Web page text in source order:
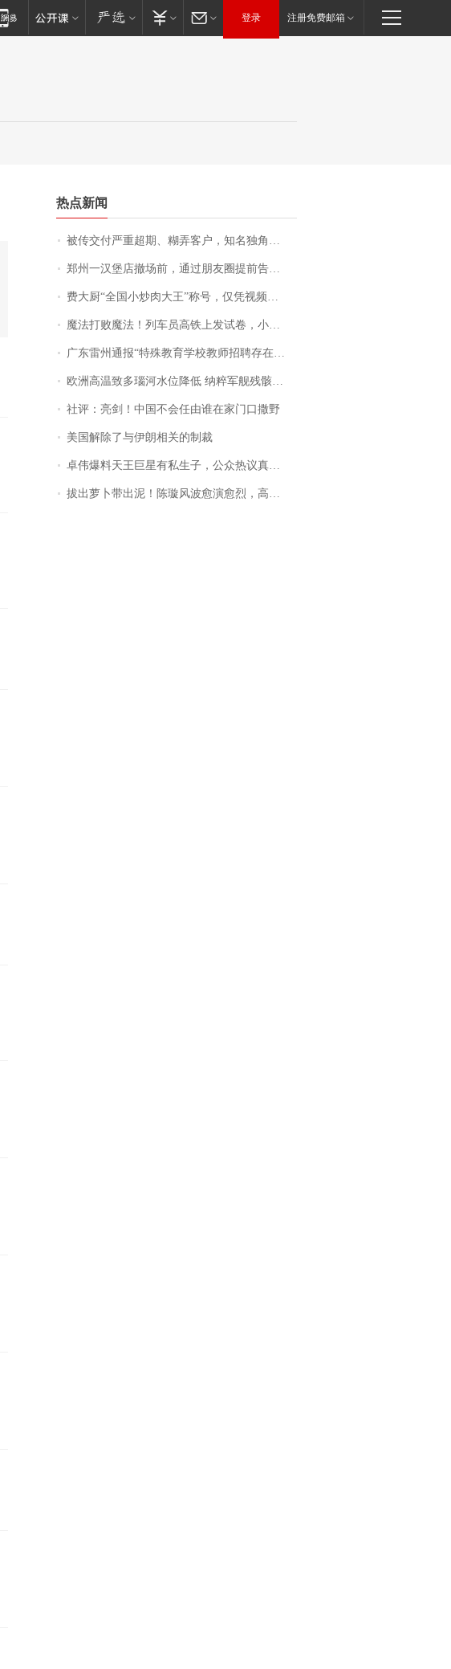
登录 注册免费邮箱
热点新闻
被传交付严重超期、糊弄客户，知名独角兽车企创始人回应：都没证据，将依法采取措施，“本人长期与美国交管局保持沟通，对方表示肯定”
郑州一汉堡店撤场前，通过朋友圈提前告知逐一退费，有顾客仅剩1元也全被退回，分文不少；顾客：言而有信，让人感动
费大厨“全国小炒肉大王”称号，仅凭视频评出？中国烹饪协会回应
魔法打败魔法！列车员高铁上发试卷，小朋友一秒静音，12306回应：列车员个人行为，不是铁路规定
广东雷州通报“特殊教育学校教师招聘存在违规行为”：已启动问责程序 副校长被停职
欧洲高温致多瑙河水位降低 纳粹军舰残骸重见天日
社评：亮剑！中国不会任由谁在家门口撒野
美国解除了与伊朗相关的制裁
卓伟爆料天王巨星有私生子，公众热议真假难辨，实锤何时到来？
拔出萝卜带出泥！陈璇风波愈演愈烈，高晓松、张铁林也被“揪出”